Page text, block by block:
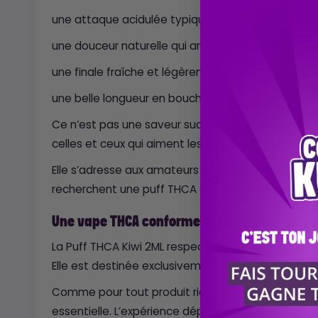
une attaque acidulée typique du kiwi vert
une douceur naturelle qui arrondit l’ensemble
une finale fraîche et légèrement piquante
une belle longueur en bouche
Ce n’est pas une saveur sucrée lourde. C’est
celles et ceux qui aiment les profils fruités avec
Elle s’adresse aux amateurs de sensations
recherchent une puff THCA capable d’allier
Une vape THCA conforme et réservée à un
La Puff THCA Kiwi 2ML respecte la réglementation
Elle est destinée exclusivement à un public adulte.
Comme pour tout produit riche en
essentielle. L’expérience dépend de la sensibilité